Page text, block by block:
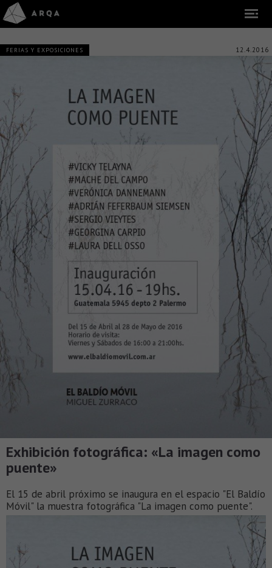
FERIAS Y EXPOSICIONES 12.4.2016
Exhibición fotográfica: «La imagen como
puente»
El 15 de abril próximo se inaugura en el espacio "El Baldío
Móvil" la muestra fotográfica "La imagen como puente".